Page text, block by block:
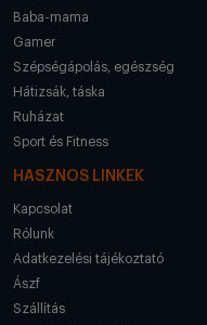
Baba-mama
Gamer
Szépségápolás, egészség
Hátizsák, táska
Ruházat
Sport és Fitness
HASZNOS LINKEK
Kapcsolat
Rólunk
Adatkezelési tájékoztató
Ászf
Szállítás